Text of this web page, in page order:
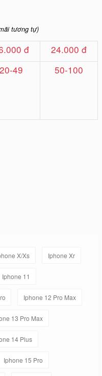
tương tự)
đ 24.000 đ
20-49 50-100
X/Xs Iphone Xr
Iphone 11
Iphone 12 Pro Max
13 Pro Max
14 Plus
Iphone 15 Pro